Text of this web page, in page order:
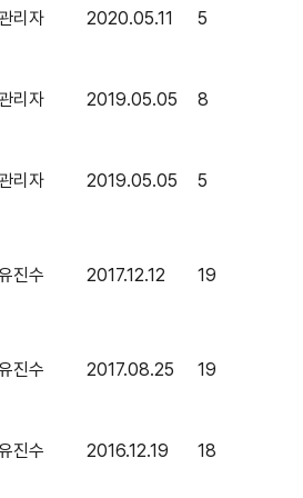
리자 2020.05.11 5
리자 2019.05.05 8
리자 2019.05.05 5
진수 2017.12.12 19
진수 2017.08.25 19
진수 2016.12.19 18